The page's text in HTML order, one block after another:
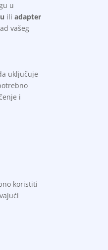
u
ili adapter
vašeg
uključuje
i
koristiti